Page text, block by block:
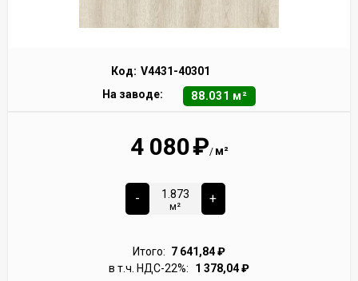
Код: V4431-40301
На заводе:
88.031 м²
4 080₽/ м²
-
м²
+
Итого: 7 641,84₽
в т.ч. НДС-22%:
1 378,04₽